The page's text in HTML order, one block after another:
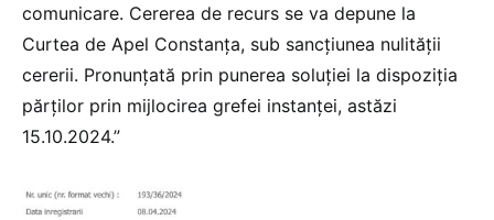
comunicare. Cererea de recurs se va depune la
Curtea de Apel Constanţa, sub sancţiunea nulităţii
cererii. Pronunţată prin punerea soluţiei la dispoziţia
părţilor prin mijlocirea grefei instanţei, astăzi
15.10.2024.”